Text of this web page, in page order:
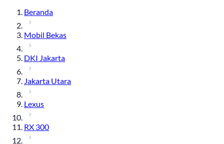
Beranda
Mobil Bekas
DKI Jakarta
Jakarta Utara
Lexus
RX 300